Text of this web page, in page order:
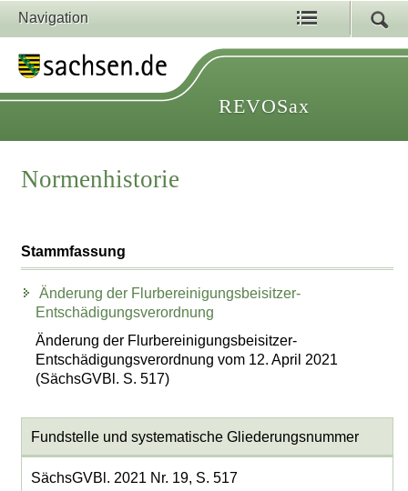
Navigation
REVOSax
Normenhistorie
Stammfassung
Änderung der Flurbereinigungsbeisitzer-
Entschädigungsverordnung
Änderung der Flurbereinigungsbeisitzer-
Entschädigungsverordnung vom 12. April 2021
(SächsGVBl. S. 517)
Fundstelle und systematische Gliederungsnummer
SächsGVBl. 2021 Nr. 19, S. 517